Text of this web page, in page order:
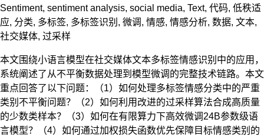
Sentiment, sentiment analysis, social media, Text, 代码, 低秩适
应, 分类, 多标签, 多标签识别 , 微调 , 情感, 情感分析, 数据, 文本,
社交媒体, 过采样
本文围绕小语言模型在社交媒体文本多标签情感识别中的应用，
系统阐述了从不平衡数据处理到模型微调的完整技术链路。本文
重点回答了以下问题：（1）如何处理多标签情感分类中的严重
类别不平衡问题？（2）如何利用改进的过采样算法合成高质量
的少数类样本？（3）如何在有限算力下高效微调24B参数级语
言模型？（4）如何通过加权损失函数优先保障目标情感类别的